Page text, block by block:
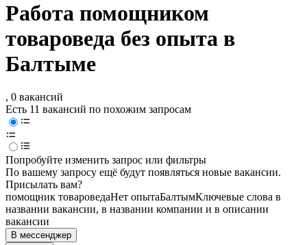
Работа помощником
товароведа без опыта в
Балтыме
, 0 вакансий
Есть 11 вакансий по похожим запросам
Попробуйте изменить запрос или фильтры
По вашему запросу ещё будут появляться новые вакансии.
Присылать вам?
помощник товароведаНет опытаБалтымКлючевые слова в
названии вакансии, в названии компании и в описании
вакансии
В мессенджер